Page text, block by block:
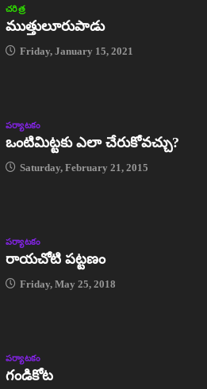
చరిత్ర
ముత్తులూరుపాడు
Friday, January 15, 2021
పర్యాటకం
ఒంటిమిట్టకు ఎలా చేరుకోవచ్చు?
Saturday, February 21, 2015
పర్యాటకం
రాయచోటి పట్టణం
Friday, May 25, 2018
పర్యాటకం
గండికోట